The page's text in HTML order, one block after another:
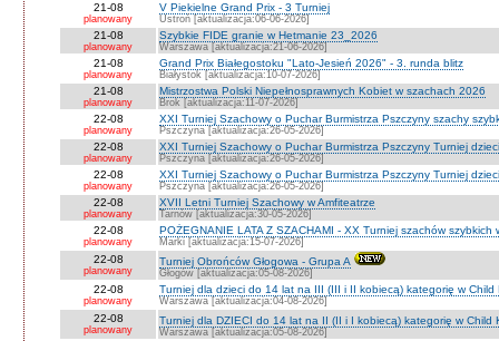
21-08
planowany
V Piekielne Grand Prix - 3 Turniej
Ustroń [aktualizacja:06-06-2026]
21-08
planowany
Szybkie FIDE granie w Hetmanie 23_2026
Warszawa [aktualizacja:21-06-2026]
21-08
planowany
Grand Prix Białegostoku "Lato-Jesień 2026" - 3. runda blitz
Białystok [aktualizacja:10-07-2026]
21-08
planowany
Mistrzostwa Polski Niepełnosprawnych Kobiet w szachach 2026
Brok [aktualizacja:11-07-2026]
22-08
planowany
XXI Turniej Szachowy o Puchar Burmistrza Pszczyny szachy
Pszczyna [aktualizacja:26-05-2026]
22-08
planowany
XXI Turniej Szachowy o Puchar Burmistrza Pszczyny Turniej
Pszczyna [aktualizacja:26-05-2026]
22-08
planowany
XXI Turniej Szachowy o Puchar Burmistrza Pszczyny Turniej
Pszczyna [aktualizacja:26-05-2026]
22-08
planowany
XVII Letni Turniej Szachowy w Amfiteatrze
Tarnów [aktualizacja:30-05-2026]
22-08
planowany
POŻEGNANIE LATA Z SZACHAMI - XX Turniej szachów szybkich
Marki [aktualizacja:15-07-2026]
22-08
planowany
Turniej Obrońców Głogowa - Grupa A
Głogów [aktualizacja:05-08-2026]
22-08
planowany
Turniej dla dzieci do 14 lat na III (III i II kobiecą) kategorię w Child
Warszawa [aktualizacja:04-08-2026]
22-08
planowany
Turniej dla DZIECI do 14 lat na II (II i I kobiecą) kategorię w Child
Warszawa [aktualizacja:05-08-2026]